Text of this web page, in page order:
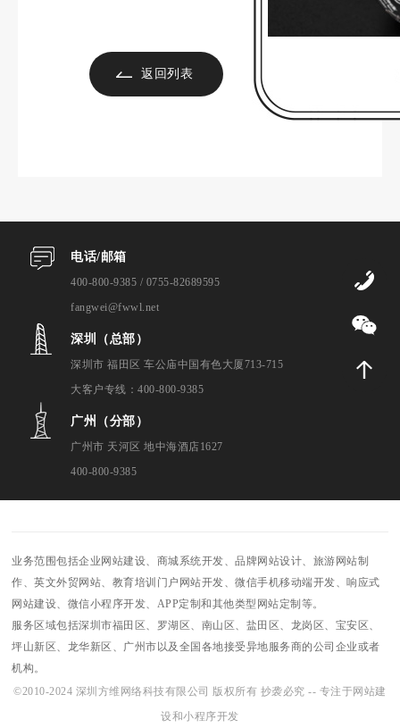
返回列表
电话/邮箱
400-800-9385 / 0755-82689595
fangwei@fwwl.net
深圳（总部）
深圳市 福田区 车公庙中国有色大厦713-715
大客户专线：400-800-9385
广州（分部）
广州市 天河区 地中海酒店1627
400-800-9385
业务范围包括企业网站建设、商城系统开发、品牌网站设计、旅游网站制
作、英文外贸网站、教育培训门户网站开发、微信手机移动端开发、响应式
网站建设、微信小程序开发、APP定制和其他类型网站定制等。
服务区域包括深圳市福田区、罗湖区、南山区、盐田区、龙岗区、宝安区、
坪山新区、龙华新区、广州市以及全国各地接受异地服务商的公司企业或者
机构。
©2010-2024 深圳方维网络科技有限公司 版权所有 抄袭必究 -- 专注于网站建
设和小程序开发